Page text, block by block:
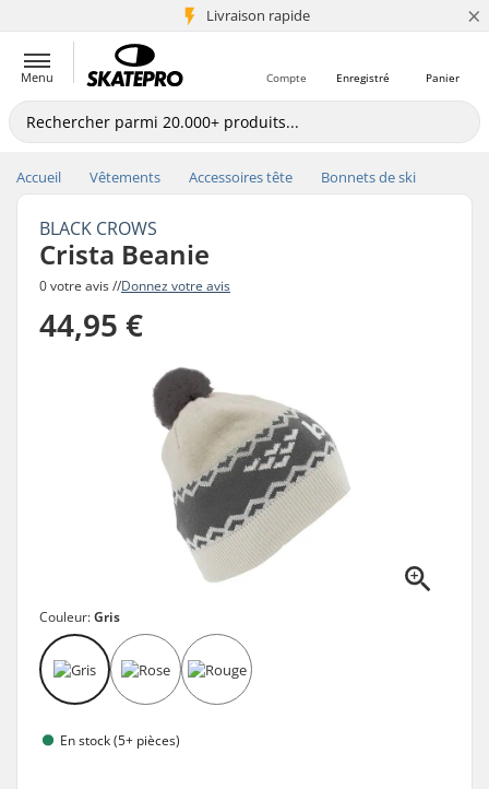
Livraison rapide
+5 mio de clients ×
Menu Panier
Enregistré
Compte
Accueil Vêtements Accessoires tête Bonnets de ski
BLACK CROWS
Crista Beanie
0 votre avis //Donnez votre avis
44,95 €
Couleur:Gris
En stock (5+ pièces)